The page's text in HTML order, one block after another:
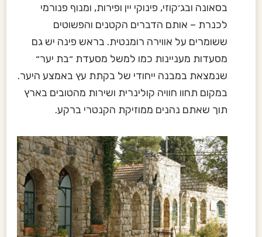
בסאונה ובג׳קוזי, פינוקי יין ופירות, ומנוף פנורמי
לכנרת – אותם הדברים הקטנים והפשוטים
ששומרים על אווירה רומנטית. בראש פינה יש גם
מסעדות מעניינות כמו למשל מסעדת ״בת יער״
שנמצאת במבנה ייחודי של בקתת עץ באמצע היער.
במקום תחוו חוויה קולינרית ושירות מהטובים בארץ
תוך שאתם נהנים ממוזיקת הקנטרי ברקע.